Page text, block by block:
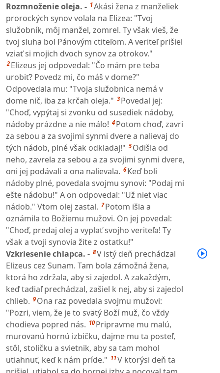
Rozmnoženie oleja. - 1Akási žena z manželiek
prorockých synov volala na Elizea: "Tvoj
služobník, môj manžel, zomrel. Ty však vieš, že
tvoj sluha bol Pánovým ctiteľom. A veriteľ prišiel
vziať si mojich dvoch synov za otrokov."
2 Elizeus jej odpovedal: "Čo mám pre teba
urobiť? Povedz mi, čo máš v dome?"
Odpovedala mu: "Tvoja služobnica nemá v
dome nič, iba za krčah oleja." 3 Povedal jej:
"Choď, vypýtaj si zvonku od susediek nádoby,
nádoby prázdne a nie málo! 4 Potom choď, zavri
za sebou a za svojimi synmi dvere a nalievaj do
tých nádob, plné však odkladaj!" 5 Odišla od
neho, zavrela za sebou a za svojimi synmi dvere,
oni jej podávali a ona nalievala. 6 Keď boli
nádoby plné, povedala svojmu synovi: "Podaj mi
ešte nádobu!" A on odpovedal: "Už niet viac
nádob." Vtom olej zastal. 7 Potom išla a
oznámila to Božiemu mužovi. On jej povedal:
"Choď, predaj olej a vyplať svojho veriteľa! Ty
však a tvoji synovia žite z ostatku!"
Vzkriesenie chlapca. - 8V istý deň prechádzal
Elizeus cez Sunam. Tam bola zámožná žena,
ktorá ho zdržala, aby si zajedol. A zakaždým,
keď tadiaľ prechádzal, zašiel k nej, aby si zajedol
chlieb. 9 Ona raz povedala svojmu mužovi:
"Pozri, viem, že je to svätý Boží muž, čo vždy
chodieva popred nás. 10 Pripravme mu malú,
murovanú hornú izbičku, dajme mu ta posteľ,
stôl, stoličku a svietnik, aby sa tam mohol
utiahnuť, keď k nám príde." 11V ktorýsi deň ta